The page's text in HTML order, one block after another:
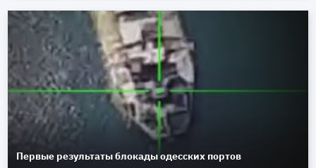
Первые результаты блокады одесских портов